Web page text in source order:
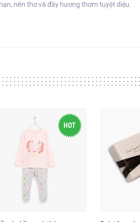
nên thơ và đầy hương thơm tuyệt diệu.
HOT